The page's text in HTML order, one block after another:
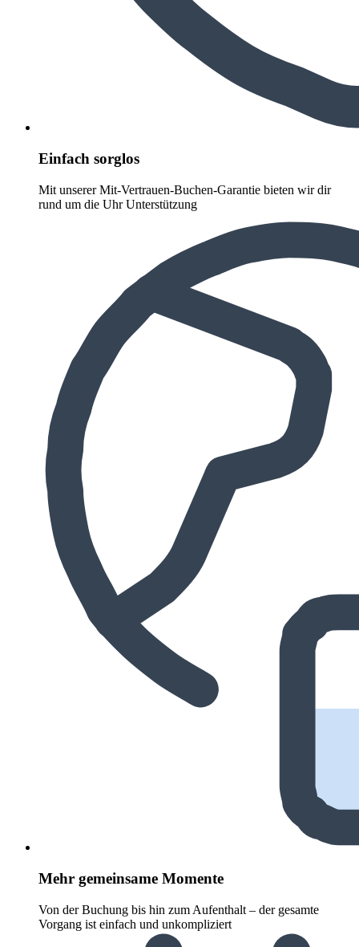
Einfach sorglos
Mit unserer Mit-Vertrauen-Buchen-Garantie bieten wir dir
rund um die Uhr Unterstützung
Mehr gemeinsame Momente
Von der Buchung bis hin zum Aufenthalt – der gesamte
Vorgang ist einfach und unkompliziert